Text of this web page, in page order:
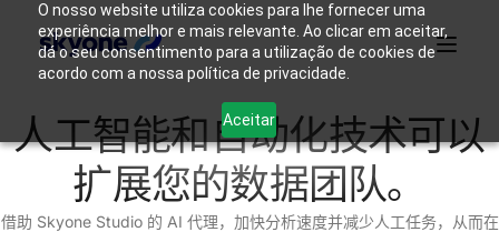
O nosso website utiliza cookies para lhe fornecer uma
experiência melhor e mais relevante. Ao clicar em aceitar,
dá o seu consentimento para a utilização de cookies de
acordo com a nossa política de privacidade.
Aceitar
为什么选择 Skyone？ 解决方案
登录 联系我们
人工智能和自动化技术可以
扩展您的数据团队。
借助 Skyone Studio 的 AI 代理，加快分析速度并减少人工任务，从而在